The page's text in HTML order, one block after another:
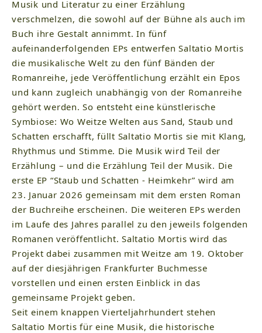
Musik und Literatur zu einer Erzählung
verschmelzen, die sowohl auf der Bühne als auch im
Buch ihre Gestalt annimmt. In fünf
aufeinanderfolgenden EPs entwerfen Saltatio Mortis
die musikalische Welt zu den fünf Bänden der
Romanreihe, jede Veröffentlichung erzählt ein Epos
und kann zugleich unabhängig von der Romanreihe
gehört werden. So entsteht eine künstlerische
Symbiose: Wo Weitze Welten aus Sand, Staub und
Schatten erschafft, füllt Saltatio Mortis sie mit Klang,
Rhythmus und Stimme. Die Musik wird Teil der
Erzählung – und die Erzählung Teil der Musik. Die
erste EP “Staub und Schatten - Heimkehr” wird am
23. Januar 2026 gemeinsam mit dem ersten Roman
der Buchreihe erscheinen. Die weiteren EPs werden
im Laufe des Jahres parallel zu den jeweils folgenden
Romanen veröffentlicht. Saltatio Mortis wird das
Projekt dabei zusammen mit Weitze am 19. Oktober
auf der diesjährigen Frankfurter Buchmesse
vorstellen und einen ersten Einblick in das
gemeinsame Projekt geben.
Seit einem knappen Vierteljahrhundert stehen
Saltatio Mortis für eine Musik, die historische